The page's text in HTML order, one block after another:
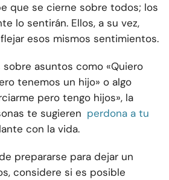
que se cierne sobre todos; los
lo sentirán. Ellos, a su vez,
esos mismos sentimientos.
asuntos como «Quiero
tenemos un hijo» o algo
pero tengo hijos», la
te sugieren perdona a tu
con la vida.
prepararse para dejar un
considere si es posible